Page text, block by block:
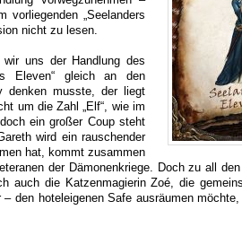
vorliegenden „Seelanders
nicht zu lesen.
uns der Handlung des
Eleven“ gleich an den
denken musste, der liegt
um die Zahl „Elf“, wie im
ein großer Coup steht
wird ein rauschender
hat, kommt zusammen
der Dämonenkriege. Doch zu all
auch die Katzenmagierin Zoé, die
den hoteleigenen Safe ausräumen